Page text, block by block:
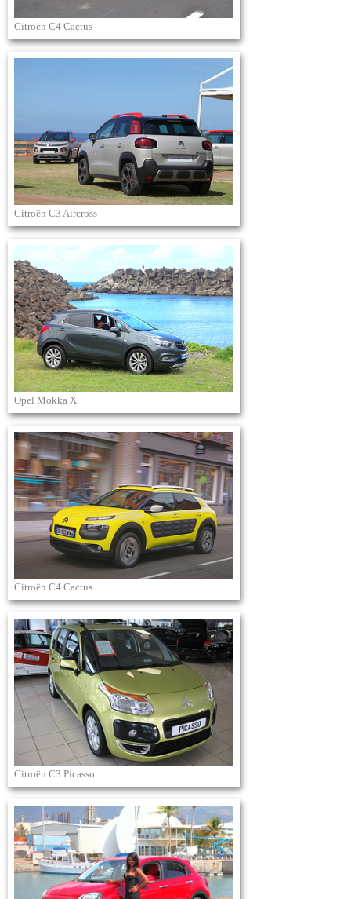
Citroën C4 Cactus
Citroën C3 Aircross
Opel Mokka X
Citroën C4 Cactus
Citroën C3 Picasso